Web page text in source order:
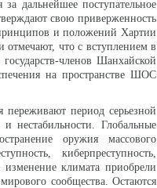
за дальнейшее поступательное
свою приверженность
и положений Хартии
что с вступлением в
членов Шанхайской
на пространстве ШОС
переживают период серьезной
нестабильности. Глобальные
оружия массового
киберпреступность,
изменение климата приобрели
сообщества. Остаются